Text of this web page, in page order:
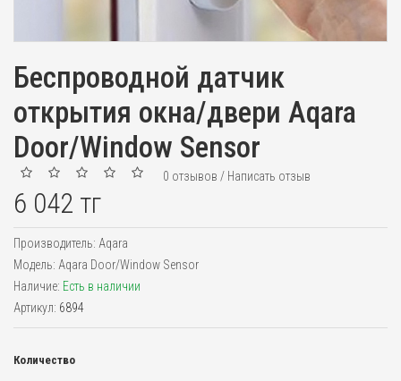
Беспроводной датчик
открытия окна/двери Aqara
Door/Window Sensor
0 отзывов / Написать отзыв
6 042 тг
Производитель: Aqara
Модель: Aqara Door/Window Sensor
Наличие: Есть в наличии
Артикул: 6894
Количество